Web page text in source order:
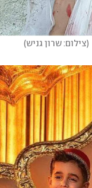
(צילום: שרון גניש)